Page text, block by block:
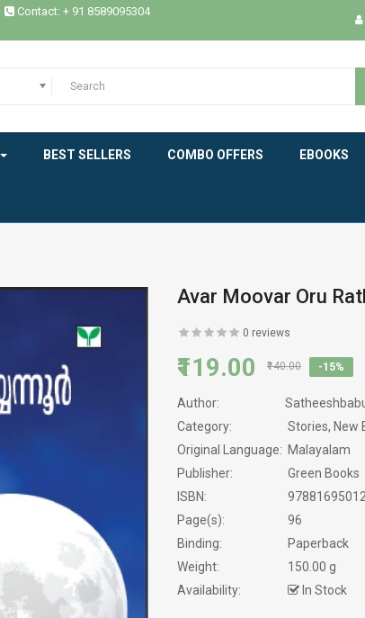
Contact: + 91 8589095304
BEST SELLERS COMBO OFFERS EBOOKS
Avar Moovar Oru
0 reviews
₹119.00 ₹140.00 -15%
Author:
Category:
Stories, New
Original Language: Malayalam
Publisher:
Green Books
ISBN:
Page(s):
96
Binding:
Paperback
Weight:
150.00 g
Availability:
In Stock
WORLD LITERATURE